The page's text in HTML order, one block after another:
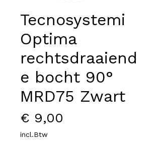
Tecnosystemi
Optima
rechtsdraaiend
e bocht 90°
MRD75 Zwart
€ 9,00
incl.Btw